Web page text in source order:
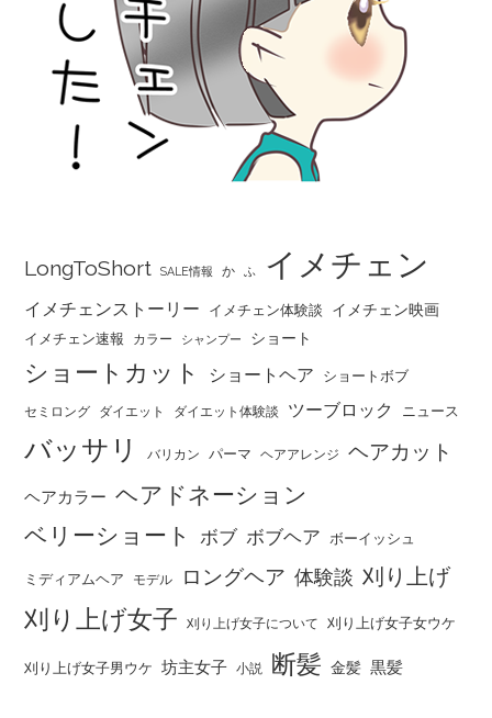
LongToShort SALE情報 か ふ イメチェン
イメチェンストーリー イメチェン体験談 イメチェン映画
イメチェン速報 カラー シャンプー ショート
ショートカット ショートヘア ショートボブ
セミロング ダイエット ダイエット体験談 ツーブロック ニュース
バッサリ バリカン パーマ ヘアアレンジ ヘアカット
ヘアカラー ヘアドネーション
ベリーショート
ボブ ボブヘア ボーイッシュ
ミディアムヘア モデル ロングヘア 体験談 刈り上げ
刈り上げ女子 刈り上げ女子について 刈り上げ女子女ウケ
刈り上げ女子男ウケ 坊主女子 小説 断髪 金髪 黒髪